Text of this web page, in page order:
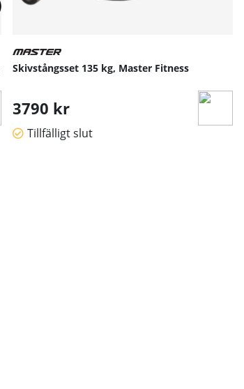
Skivstångsset 135 kg, Master Fitness
3790 kr
Tillfälligt slut